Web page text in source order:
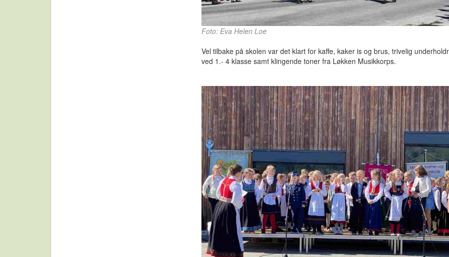
Foto: Eva Helen Loe
Vel tilbake på skolen var det klart for kaffe, kaker is og brus, trivelig
ved 1.- 4 klasse samt klingende toner fra Løkken Musikkorps.